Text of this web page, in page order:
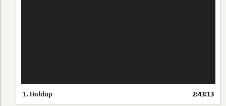
1. Holdup 2:43:13